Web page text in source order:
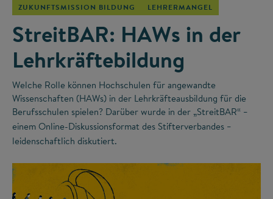
ZUKUNFTSMISSION BILDUNG LEHRERMANGEL
StreitBAR: HAWs in der
Lehrkräftebildung
Welche Rolle können Hochschulen für angewandte
Wissenschaften (HAWs) in der Lehrkräfteausbildung für die
Berufsschulen spielen? Darüber wurde in der „StreitBAR“ –
einem Online-Diskussionsformat des Stifterverbandes –
leidenschaftlich diskutiert.